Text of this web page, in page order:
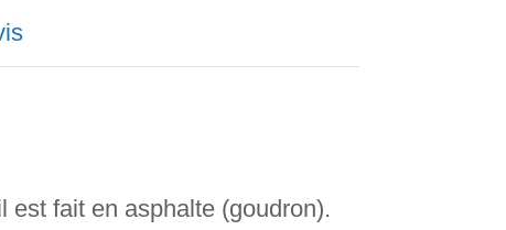
est fait en asphalte (goudron).